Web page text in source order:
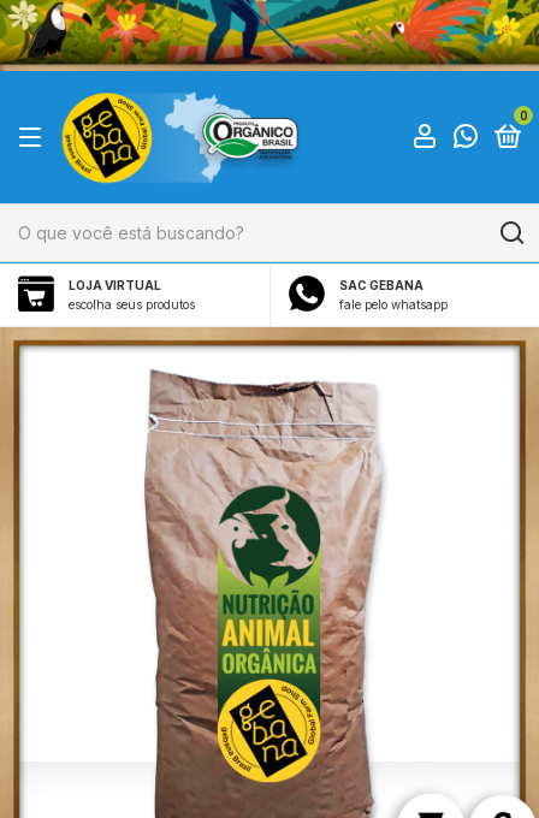
0
LOJA VIRTUAL
escolha seus produtos
SAC GEBANA
fale pelo whatsapp